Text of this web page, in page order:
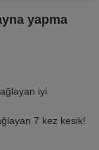
yapma
iyi
7 kez kesik!